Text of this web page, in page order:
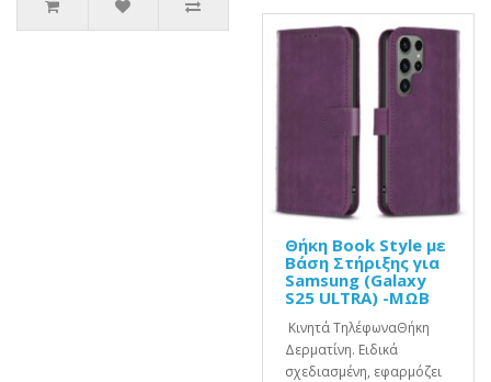
Θήκη Book Style με
Βάση Στήριξης για
Samsung (Galaxy
S25 ULTRA) -ΜΩΒ
Κινητά ΤηλέφωναΘήκη
Δερματίνη. Ειδικά
σχεδιασμένη, εφαρμόζει